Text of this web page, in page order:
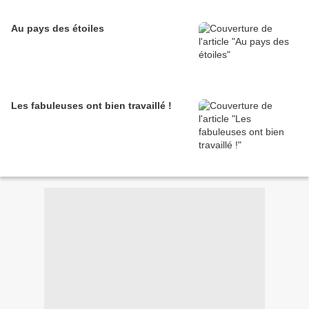
Au pays des étoiles
Les fabuleuses ont bien travaillé !